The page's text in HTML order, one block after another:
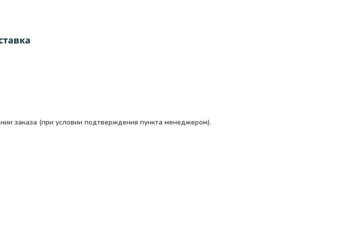
заказа (при условии подтверждения пункта менеджером).